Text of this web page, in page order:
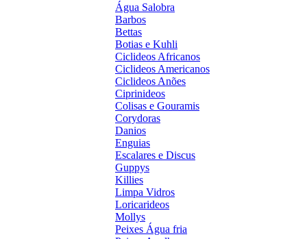
Água Salobra
Barbos
Bettas
Botias e Kuhli
Ciclideos Africanos
Ciclideos Americanos
Ciclideos Anões
Ciprinideos
Colisas e Gouramis
Corydoras
Danios
Enguias
Escalares e Discus
Guppys
Killies
Limpa Vidros
Loricarideos
Mollys
Peixes Água fria